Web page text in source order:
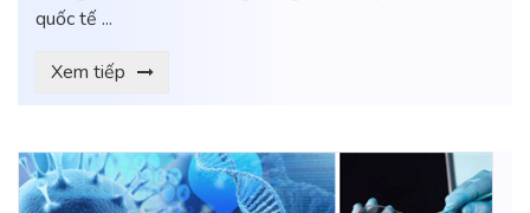
quốc tế ...
Xem tiếp